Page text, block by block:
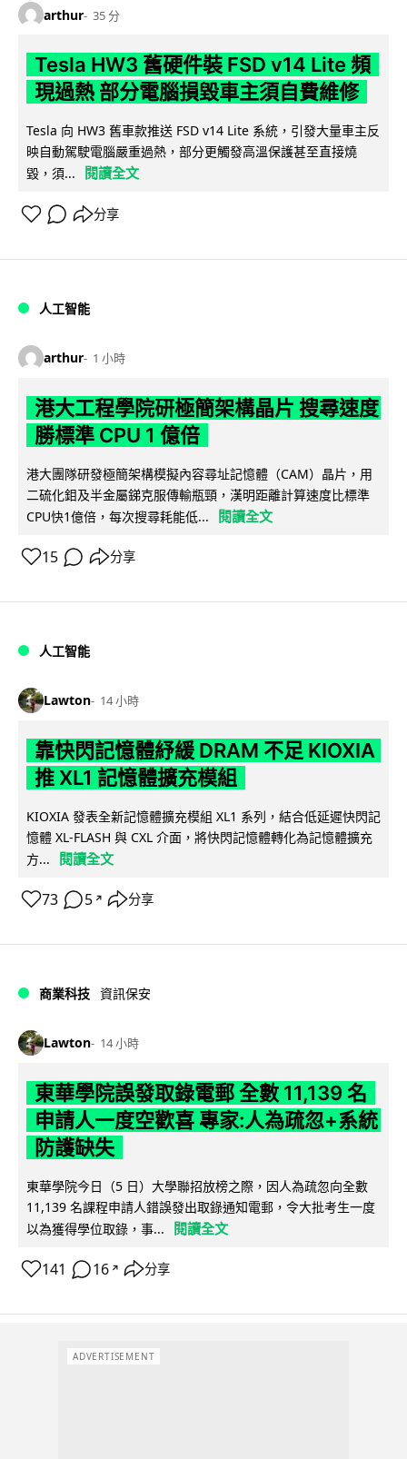
arthur 35 分
Tesla HW3 舊硬件裝 FSD v14 Lite 頻
現過熱 部分電腦損毀車主須自費維修
Tesla 向 HW3 舊車款推送 FSD v14 Lite 系統，引發大量車主反
映自動駕駛電腦嚴重過熱，部分更觸發高溫保護甚至直接燒
毀，須...
閱讀全文
分享
人工智能
arthur 1 小時
港大工程學院研極簡架構晶片 搜尋速度
勝標準 CPU 1 億倍
港大團隊研發極簡架構模擬內容尋址記憶體（CAM）晶片，用
二硫化鉬及半金屬銻克服傳輸瓶頸，漢明距離計算速度比標準
CPU快1億倍，每次搜尋耗能低...
閱讀全文
15 分享
人工智能
Lawton 14 小時
靠快閃記憶體紓緩 DRAM 不足 KIOXIA
推 XL1 記憶體擴充模組
KIOXIA 發表全新記憶體擴充模組 XL1 系列，結合低延遲快閃記
憶體 XL-FLASH 與 CXL 介面，將快閃記憶體轉化為記憶體擴充
方...
閱讀全文
73 5 ↗ 分享
商業科技 資訊保安
Lawton 14 小時
東華學院誤發取錄電郵 全數 11,139 名
申請人一度空歡喜 專家:人為疏忽+系統
防護缺失
東華學院今日（5 日）大學聯招放榜之際，因人為疏忽向全數
11,139 名課程申請人錯誤發出取錄通知電郵，令大批考生一度
以為獲得學位取錄，事...
閱讀全文
141 16 ↗ 分享
ADVERTISEMENT